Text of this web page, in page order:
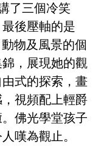
了三個冷笑
後壓軸的是
物及風景的個
，展現她的觀
式的探索，畫
視頻配上輕爵
佛光學堂孩子
嘆為觀止。